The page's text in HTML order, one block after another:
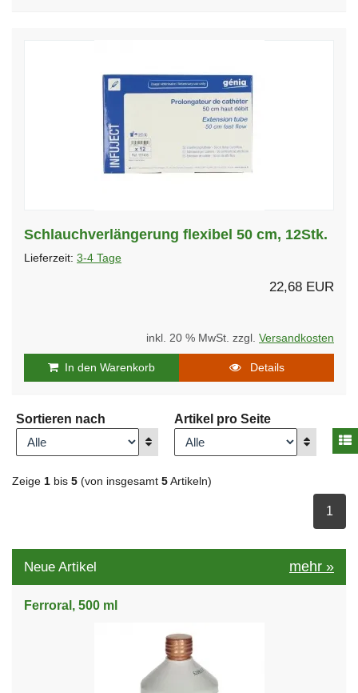
Schlauchverlängerung flexibel 50 cm, 12Stk.
Lieferzeit: 3-4 Tage
22,68 EUR
inkl. 20 % MwSt. zzgl. Versandkosten
In den Warenkorb Details
Sortieren nach
Anzeigen
Artikel pro Seite
Anzeigen
Zeige 1 bis 5 (von insgesamt 5 Artikeln)
1
Neue Artikel mehr »
Ferroral, 500 ml